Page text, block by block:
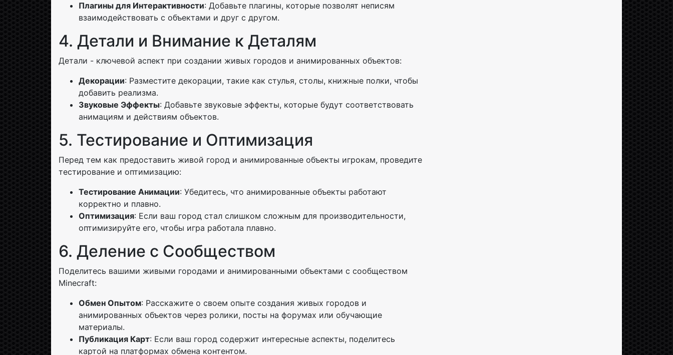
Плагины для Интерактивности: Добавьте плагины, которые позволят неписям
взаимодействовать с объектами и друг с другом.
4. Детали и Внимание к Деталям
Детали - ключевой аспект при создании живых городов и анимированных объектов:
Декорации: Разместите декорации, такие как стулья, столы, книжные полки, чтобы
добавить реализма.
Звуковые Эффекты: Добавьте звуковые эффекты, которые будут соответствовать
анимациям и действиям объектов.
5. Тестирование и Оптимизация
Перед тем как предоставить живой город и анимированные объекты игрокам, проведите
тестирование и оптимизацию:
Тестирование Анимации: Убедитесь, что анимированные объекты работают
корректно и плавно.
Оптимизация: Если ваш город стал слишком сложным для производительности,
оптимизируйте его, чтобы игра работала плавно.
6. Деление с Сообществом
Поделитесь вашими живыми городами и анимированными объектами с сообществом
Minecraft:
Обмен Опытом: Расскажите о своем опыте создания живых городов и
анимированных объектов через ролики, посты на форумах или обучающие
материалы.
Публикация Карт: Если ваш город содержит интересные аспекты, поделитесь
картой на платформах обмена контентом.